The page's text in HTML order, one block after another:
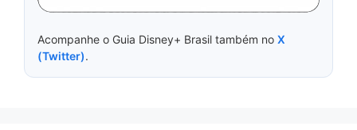
Acompanhe o Guia Disney+ Brasil também no X
(Twitter).